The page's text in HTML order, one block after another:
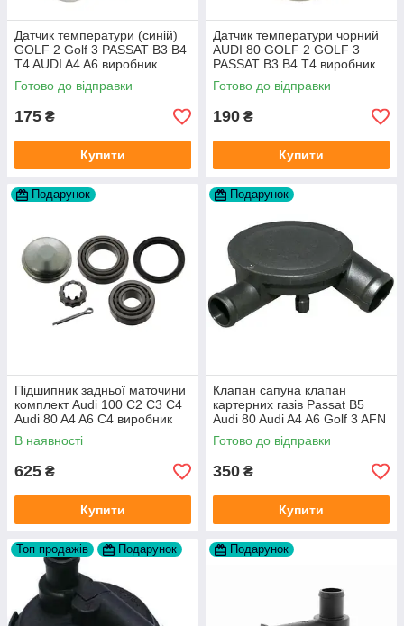
Датчик температури (синій)
GOLF 2 Golf 3 PASSAT B3 B4
T4 AUDI A4 A6 виробник
Topran Німеччина
Готово до відправки
175 ₴
Купити
Датчик температури чорний
AUDI 80 GOLF 2 GOLF 3
PASSAT B3 B4 T4 виробник
TOPRAN Німеччина
Готово до відправки
190 ₴
Купити
Подарунок
Підшипник задньої маточини
комплект Audi 100 C2 C3 C4
Audi 80 A4 A6 C4 виробник
FAG
В наявності
625 ₴
Купити
Подарунок
Клапан сапуна клапан
картерних газів Passat B5
Audi 80 Audi A4 A6 Golf 3 AFN
1Y AAZ 1Z AFF AEY AAZ AHB
AHU
Готово до відправки
350 ₴
Купити
Топ продажів Подарунок Подарунок